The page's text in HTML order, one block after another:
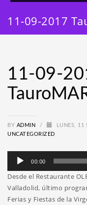
11-09-2017
11-09-
BY ADMIN / LUNES, 11
UNCATEGORIZED
Reproductor
audio
00:00
Desde el Restaurante
Valladolid, último
Ferias y Fiestas de la